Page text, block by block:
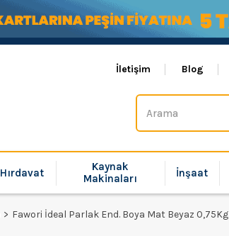
İletişim Blog
Hırdavat
Kaynak
Makinaları
İnşaat
Fawori İdeal Parlak End. Boya Mat Beyaz 0,75Kg